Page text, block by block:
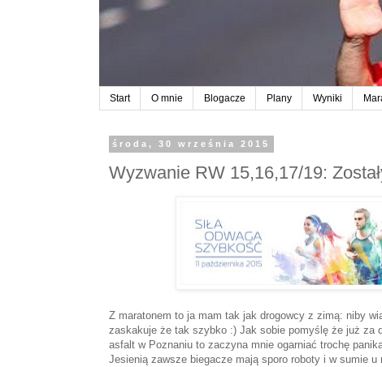
Start O mnie Blogacze Plany Wyniki
środa, 30 września 2015
Wyzwanie RW 15,16,17/19:
Z maratonem to ja mam tak jak drogowcy z zimą: niby
zaskakuje że tak szybko :) Jak sobie pomyślę że już za
asfalt w Poznaniu to zaczyna mnie ogarniać trochę
Jesienią zawsze biegacze mają sporo roboty i w sumie